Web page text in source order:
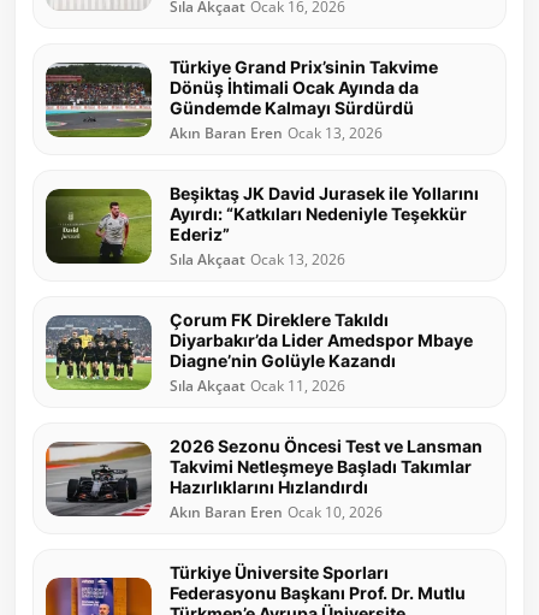
Sıla Akçaat Ocak 16, 2026
Türkiye Grand Prix’sinin Takvime
Dönüş İhtimali Ocak Ayında da
Gündemde Kalmayı Sürdürdü
Akın Baran Eren Ocak 13, 2026
Beşiktaş JK David Jurasek ile Yollarını
Ayırdı: “Katkıları Nedeniyle Teşekkür
Ederiz”
Sıla Akçaat Ocak 13, 2026
Çorum FK Direklere Takıldı
Diyarbakır’da Lider Amedspor Mbaye
Diagne’nin Golüyle Kazandı
Sıla Akçaat Ocak 11, 2026
2026 Sezonu Öncesi Test ve Lansman
Takvimi Netleşmeye Başladı Takımlar
Hazırlıklarını Hızlandırdı
Akın Baran Eren Ocak 10, 2026
Türkiye Üniversite Sporları
Federasyonu Başkanı Prof. Dr. Mutlu